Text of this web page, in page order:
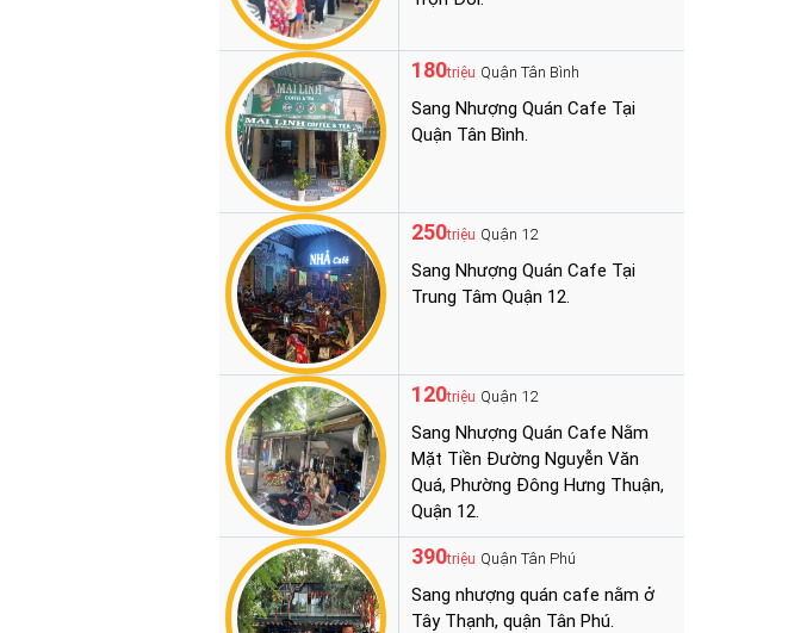
180triệu Quận Tân Bình
Sang Nhượng Quán Cafe Tại
Quận Tân Bình.
250triệu Quận 12
Sang Nhượng Quán Cafe Tại
Trung Tâm Quận 12.
120triệu Quận 12
Sang Nhượng Quán Cafe Nằm
Mặt Tiền Đường Nguyễn Văn
Quá, Phường Đông Hưng Thuận,
Quận 12.
390triệu Quận Tân Phú
Sang nhượng quán cafe nằm ở
Tây Thạnh, quận Tân Phú.